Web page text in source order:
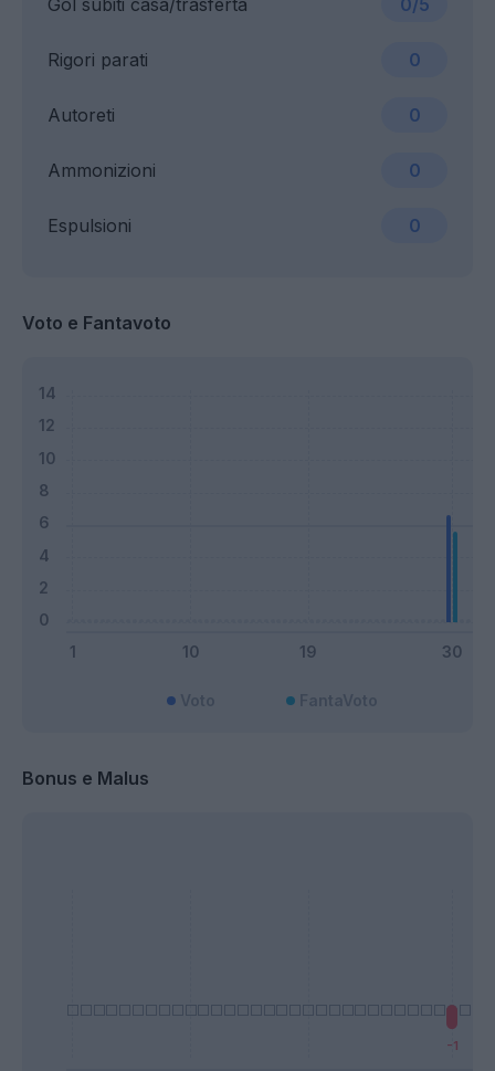
Gol subiti casa/trasferta 0/5
Ammonizioni 0
Rigori parati 0
Espulsioni 0
Autoreti 0
Voto e Fantavoto
Bonus e Malus